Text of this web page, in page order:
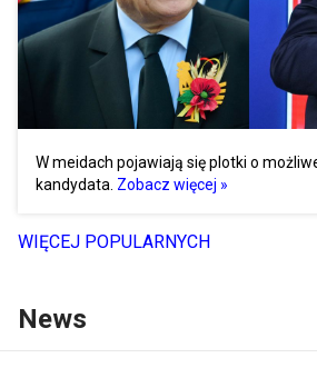
W meidach pojawiają się plotki o
kandydata. Zobacz więcej »
WIĘCEJ POPULARNYCH
News